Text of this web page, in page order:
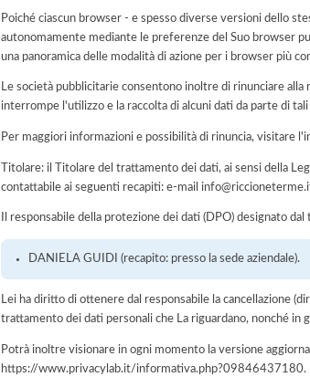
Poiché ciascun browser - e spesso diverse versioni dello
autonomamente mediante le preferenze del Suo browser
una panoramica delle modalità di azione per i browser più
Le società pubblicitarie consentono inoltre di rinunciare
interrompe l'utilizzo e la raccolta di alcuni dati da parte di tali
Per maggiori informazioni e possibilità di rinuncia, visitare
Titolare: il Titolare del trattamento dei dati, ai sensi della
contattabile ai seguenti recapiti: e-mail
Il responsabile della protezione dei dati (DPO) designato
DANIELA GUIDI (recapito: presso la sede aziendale).
Lei ha diritto di ottenere dal responsabile la cancellazione
trattamento dei dati personali che La riguardano, nonché
Potrà inoltre visionare in ogni momento la versione
https://www.privacylab.it/informativa.php?09846437180.